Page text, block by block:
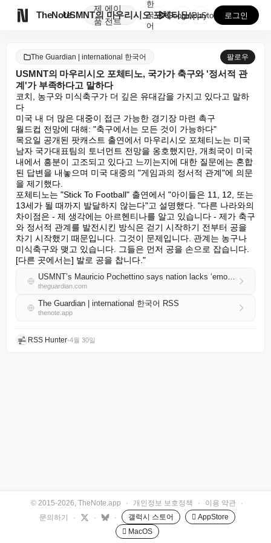
TheNote
제
품
에이
전트
USMNT의 마우리시오 포체티노, 국가가 축구와 '정서...
한
국
어
GooglePlay
AppStore 로그인
The Guardian | international 한국어 팔로우
USMNT의 마우리시오 포체티노, 국가가 축구와 '정서적 관
계'가 부족하다고 말하다
코치, 농구와 미식축구가 더 깊은 유대감을 가지고 있다고 말하
다
미국 내 더 많은 대중이 접근 가능한 경기장 마련 촉구
월드컵 전망에 대해: "축구에서는 모든 것이 가능하다"
목요일 공개된 팟캐스트 출연에서 마우리시오 포체티노는 미국
남자 국가대표팀의 토너먼트 전망을 옹호했지만, 개최국이 미국
내에서 흥분이 고조되고 있다고 느끼는지에 대한 질문에는 혼합
된 답변을 내놓으며 미국 대중의 "게임과의 정서적 관계"에 의문
을 제기했다.
포체티노는 "Stick To Football" 출연에서 "아이들은 11, 12, 또는
13세가 될 때까지 발달하지 않는다"고 설명했다. "다른 나라와의
차이점은 - 제 생각에는 아르헨티나를 알고 있습니다 - 제가 축구
와 정서적 관계를 발전시킨 방식은 걷기 시작하기 전부터 공을
차기 시작했기 때문입니다. 그것이 문제입니다. 관계는 농구나
미식축구와 맺고 있습니다. 그들은 먼저 공을 손으로 잡습니다.
[다른 곳에서는] 발로 공을 찹니다."
USMNT’s Mauricio Pochettino says nation lacks ‘emotional relationship’ with soccer
theguardian.com
The Guardian | international 한국어 RSS
thenote.app
RSS Hunter•4월 30일
© 2015-2026, TheNote.app · 개인정보 보호정책 · 이용 약관
·
문의하기
· · · 갤럭시 스토어
 AppStore
 MacOS